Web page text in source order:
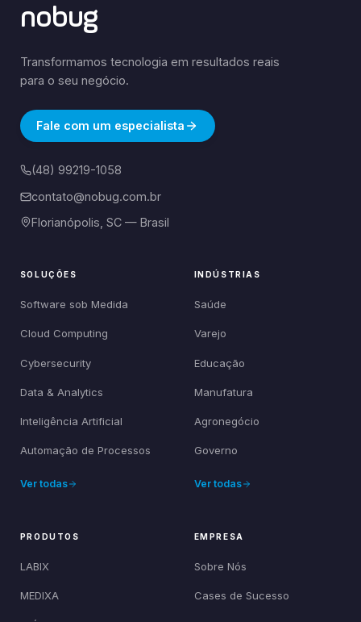
nobug
Transformamos tecnologia em resultados reais
para o seu negócio.
Fale com um especialista
(48) 99219-1058
contato@nobug.com.br
Florianópolis, SC — Brasil
SOLUÇÕES
Software sob Medida
Cloud Computing
Cybersecurity
Data & Analytics
Inteligência Artificial
Automação de Processos
Ver todas
INDÚSTRIAS
Saúde
Varejo
Educação
Manufatura
Agronegócio
Governo
Ver todas
PRODUTOS
LABIX
MEDIXA
EMPRESA
Sobre Nós
Cases de Sucesso